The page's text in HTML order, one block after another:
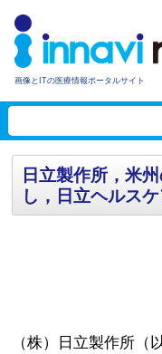
画像とITの医療情報ポータルサイト
日立製作所，米
し，日立ヘルス
（株）日立製作所